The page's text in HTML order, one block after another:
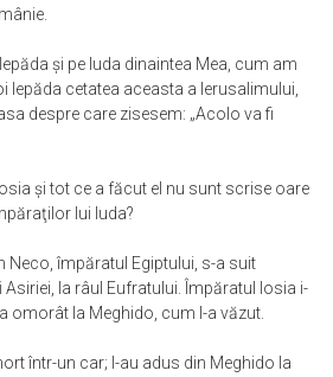
şi pe Iuda dinaintea Mea, cum am
lepăda cetatea aceasta a Ierusalimului,
despre care zisesem: „Acolo va fi
şi tot ce a făcut el nu sunt scrise oare
lui Iuda?
Neco, împăratul Egiptului, s-a suit
la râul Eufratului. Împăratul Iosia i-
omorât la Meghido, cum l-a văzut.
într-un car; l-au adus din Meghido la